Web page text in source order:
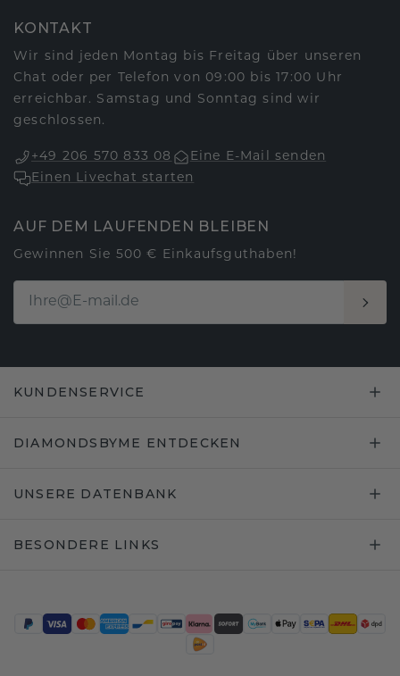
KONTAKT
Wir sind jeden Montag bis Freitag über unseren
Chat oder per Telefon von 09:00 bis 17:00 Uhr
erreichbar. Samstag und Sonntag sind wir
geschlossen.
+49 206 570 833 08
Eine E-Mail senden
Einen Livechat starten
AUF DEM LAUFENDEN BLEIBEN
Gewinnen Sie 500 € Einkaufsguthaben!
KUNDENSERVICE
DIAMONDSBYME ENTDECKEN
UNSERE DATENBANK
BESONDERE LINKS